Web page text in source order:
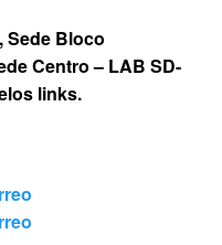
Sede Bloco
Centro – LAB SD-
links.